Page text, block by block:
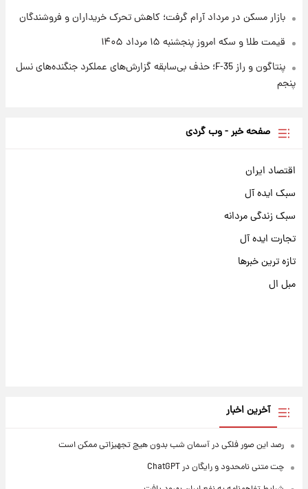
بازار مسکن در مرداد آرام گرفت؛ کاهش تحرک خریداران و فروشندگان
قیمت طلا و سکه امروز پنجشنبه ۱۵ مرداد ۱۴۰۵
پنتاگون و راز F-35؛ حذف بی‌سابقه گزارش‌های عملکرد جنگنده‌های نسل
پنجم
صفحه خبر - وب گردی
اقتصاد ایران
سبک ایده آل
سبک زندگی مردانه
تجارت ایده آل
تازه ترین خبرها
مبل ال
آخرین اخبار
رصد این صور فلکی در آسمان شب بدون هیچ تجهیزاتی ممکن است
چت متنی نامحدود و رایگان در ChatGPT